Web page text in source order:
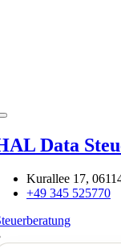
Data
Kurallee 17,
+49 345 525770